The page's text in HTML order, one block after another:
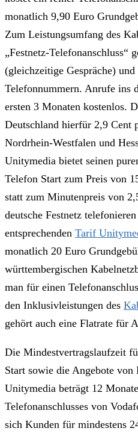
monatlich 9,90 Euro
Zum Leistungsumfang des
„Festnetz-Telefonanschluss“
(gleichzeitige Gespräche) und
Telefonnummern. Anrufe ins
ersten 3 Monaten kostenlos.
Deutschland hierfür 2,9 Cent
Nordrhein-Westfalen und
Unitymedia bietet seinen
Telefon Start zum Preis von
statt zum Minutenpreis von
deutsche Festnetz
entsprechenden Tarif
monatlich 20 Euro
württembergischen
man für einen
den Inklusivleistungen des
gehört auch eine Flatrate für
Die Mindestvertragslaufzeit
Start sowie die Angebote von
Unitymedia beträgt 12
Telefonanschlusses von
sich Kunden für mindestens